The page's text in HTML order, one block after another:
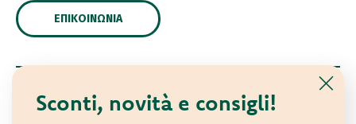
Sconti, novità e consigli!
ΕΠΙΚΟΙΝΩΝΊΑ
© 2021 Oasy. Με επιφύλαξη κάθε νόμιμου δικαιώματος.